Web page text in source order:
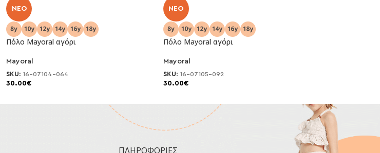
NEO
Πόλο Mayoral αγόρι
Mayoral
SKU: 16-07104-064
30.00€
NEO
Πόλο Mayoral αγόρι
Mayoral
SKU: 16-07105-092
30.00€
ΠΛΗΡΟΦΟΡΙΕΣ